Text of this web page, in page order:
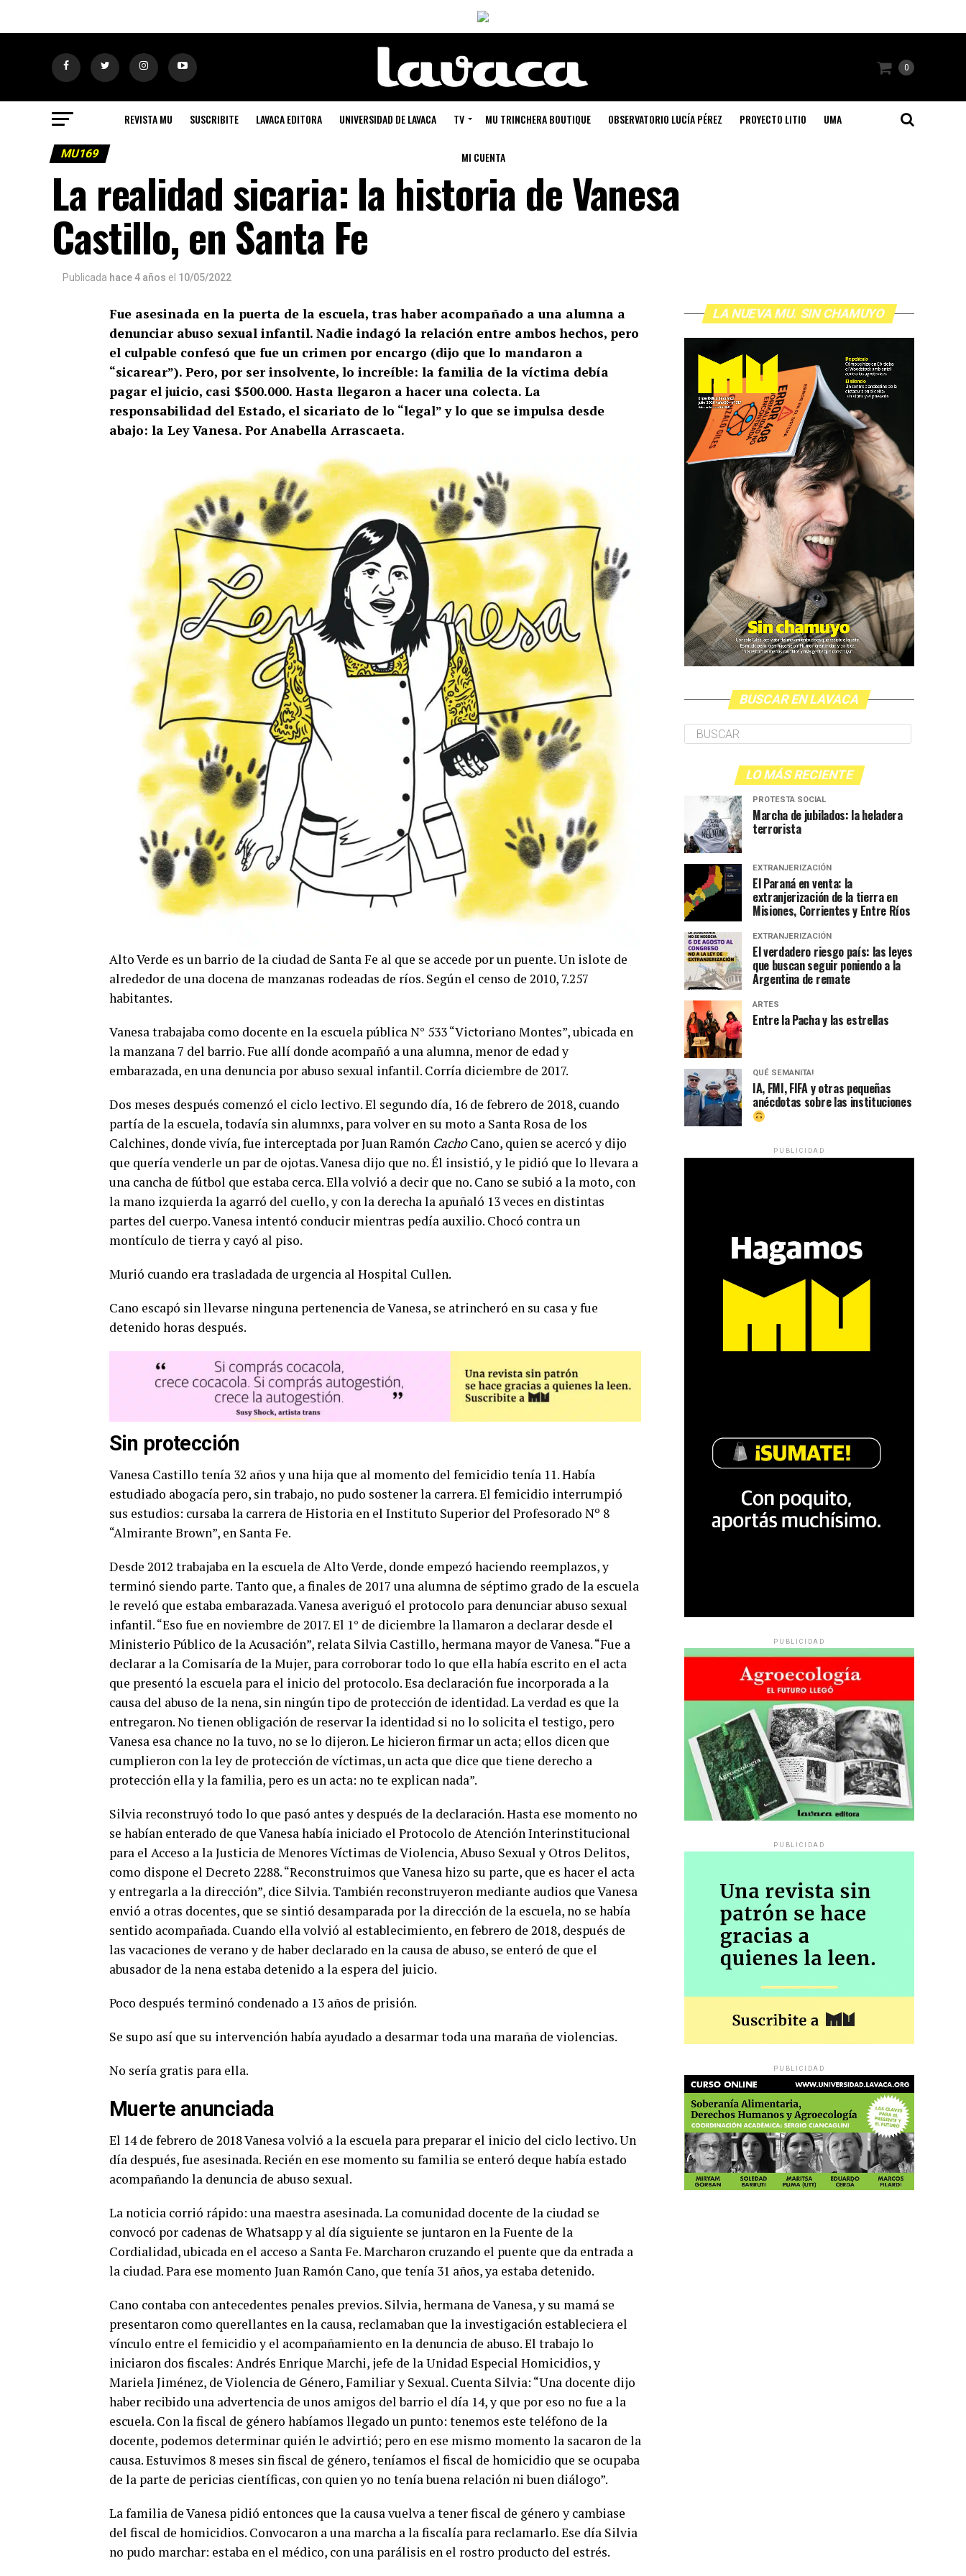
0
REVISTA MU SUSCRIBITE LAVACA EDITORA UNIVERSIDAD DE LAVACA TV MU TRINCHERA BOUTIQUE OBSERVATORIO LUCÍA PÉREZ PROYECTO LITIO UMA
MI CUENTA
MU169
La realidad sicaria: la historia de Vanesa
Castillo, en Santa Fe
Publicada hace 4 años el 10/05/2022
Fue asesinada en la puerta de la escuela, tras haber acompañado a una alumna a
denunciar abuso sexual infantil. Nadie indagó la relación entre ambos hechos, pero
el culpable confesó que fue un crimen por encargo (dijo que lo mandaron a
“sicarear”). Pero, por ser insolvente, lo increíble: la familia de la víctima debía
pagar el juicio, casi $500.000. Hasta llegaron a hacer una colecta. La
responsabilidad del Estado, el sicariato de lo “legal” y lo que se impulsa desde
abajo: la Ley Vanesa. Por Anabella Arrascaeta.
Alto Verde es un barrio de la ciudad de Santa Fe al que se accede por un puente. Un islote de
alrededor de una docena de manzanas rodeadas de ríos. Según el censo de 2010, 7.257
habitantes.
Vanesa trabajaba como docente en la escuela pública N° 533 “Victoriano Montes”, ubicada en
la manzana 7 del barrio. Fue allí donde acompañó a una alumna, menor de edad y
embarazada, en una denuncia por abuso sexual infantil. Corría diciembre de 2017.
Dos meses después comenzó el ciclo lectivo. El segundo día, 16 de febrero de 2018, cuando
partía de la escuela, todavía sin alumnxs, para volver en su moto a Santa Rosa de los
Calchines, donde vivía, fue interceptada por Juan Ramón CachoCano, quien se acercó y dijo
que quería venderle un par de ojotas. Vanesa dijo que no. Él insistió, y le pidió que lo llevara a
una cancha de fútbol que estaba cerca. Ella volvió a decir que no. Cano se subió a la moto, con
la mano izquierda la agarró del cuello, y con la derecha la apuñaló 13 veces en distintas
partes del cuerpo. Vanesa intentó conducir mientras pedía auxilio. Chocó contra un
montículo de tierra y cayó al piso.
Murió cuando era trasladada de urgencia al Hospital Cullen.
Cano escapó sin llevarse ninguna pertenencia de Vanesa, se atrincheró en su casa y fue
detenido horas después.
Sin protección
Vanesa Castillo tenía 32 años y una hija que al momento del femicidio tenía 11. Había
estudiado abogacía pero, sin trabajo, no pudo sostener la carrera. El femicidio interrumpió
sus estudios: cursaba la carrera de Historia en el Instituto Superior del Profesorado Nº 8
“Almirante Brown”, en Santa Fe.
Desde 2012 trabajaba en la escuela de Alto Verde, donde empezó haciendo reemplazos, y
terminó siendo parte. Tanto que, a finales de 2017 una alumna de séptimo grado de la escuela
le reveló que estaba embarazada. Vanesa averiguó el protocolo para denunciar abuso sexual
infantil. “Eso fue en noviembre de 2017. El 1° de diciembre la llamaron a declarar desde el
Ministerio Público de la Acusación”, relata Silvia Castillo, hermana mayor de Vanesa. “Fue a
declarar a la Comisaría de la Mujer, para corroborar todo lo que ella había escrito en el acta
que presentó la escuela para el inicio del protocolo. Esa declaración fue incorporada a la
causa del abuso de la nena, sin ningún tipo de protección de identidad. La verdad es que la
entregaron. No tienen obligación de reservar la identidad si no lo solicita el testigo, pero
Vanesa esa chance no la tuvo, no se lo dijeron. Le hicieron firmar un acta; ellos dicen que
cumplieron con la ley de protección de víctimas, un acta que dice que tiene derecho a
protección ella y la familia, pero es un acta: no te explican nada”.
Silvia reconstruyó todo lo que pasó antes y después de la declaración. Hasta ese momento no
se habían enterado de que Vanesa había iniciado el Protocolo de Atención Interinstitucional
para el Acceso a la Justicia de Menores Víctimas de Violencia, Abuso Sexual y Otros Delitos,
como dispone el Decreto 2288. “Reconstruimos que Vanesa hizo su parte, que es hacer el acta
y entregarla a la dirección”, dice Silvia. También reconstruyeron mediante audios que Vanesa
envió a otras docentes, que se sintió desamparada por la dirección de la escuela, no se había
sentido acompañada. Cuando ella volvió al establecimiento, en febrero de 2018, después de
las vacaciones de verano y de haber declarado en la causa de abuso, se enteró de que el
abusador de la nena estaba detenido a la espera del juicio.
Poco después terminó condenado a 13 años de prisión.
Se supo así que su intervención había ayudado a desarmar toda una maraña de violencias.
No sería gratis para ella.
Muerte anunciada
El 14 de febrero de 2018 Vanesa volvió a la escuela para preparar el inicio del ciclo lectivo. Un
día después, fue asesinada. Recién en ese momento su familia se enteró deque había estado
acompañando la denuncia de abuso sexual.
La noticia corrió rápido: una maestra asesinada. La comunidad docente de la ciudad se
convocó por cadenas de Whatsapp y al día siguiente se juntaron en la Fuente de la
Cordialidad, ubicada en el acceso a Santa Fe. Marcharon cruzando el puente que da entrada a
la ciudad. Para ese momento Juan Ramón Cano, que tenía 31 años, ya estaba detenido.
Cano contaba con antecedentes penales previos. Silvia, hermana de Vanesa, y su mamá se
presentaron como querellantes en la causa, reclamaban que la investigación estableciera el
vínculo entre el femicidio y el acompañamiento en la denuncia de abuso. El trabajo lo
iniciaron dos fiscales: Andrés Enrique Marchi, jefe de la Unidad Especial Homicidios, y
Mariela Jiménez, de Violencia de Género, Familiar y Sexual. Cuenta Silvia: “Una docente dijo
haber recibido una advertencia de unos amigos del barrio el día 14, y que por eso no fue a la
escuela. Con la fiscal de género habíamos llegado un punto: tenemos este teléfono de la
docente, podemos determinar quién le advirtió; pero en ese mismo momento la sacaron de la
causa. Estuvimos 8 meses sin fiscal de género, teníamos el fiscal de homicidio que se ocupaba
de la parte de pericias científicas, con quien yo no tenía buena relación ni buen diálogo”.
La familia de Vanesa pidió entonces que la causa vuelva a tener fiscal de género y cambiase
del fiscal de homicidios. Convocaron a una marcha a la fiscalía para reclamarlo. Ese día Silvia
no pudo marchar: estaba en el médico, con una parálisis en el rostro producto del estrés.
LA NUEVA MU. SIN CHAMUYO
BUSCAR EN LAVACA
LO MÁS RECIENTE
PROTESTA SOCIAL
Marcha de jubilados: la heladera
terrorista
EXTRANJERIZACIÓN
El Paraná en venta: la
extranjerización de la tierra en
Misiones, Corrientes y Entre Ríos
EXTRANJERIZACIÓN
El verdadero riesgo país: las leyes
que buscan seguir poniendo a la
Argentina de remate
ARTES
Entre la Pacha y las estrellas
QUÉ SEMANITA!
IA, FMI, FIFA y otras pequeñas
anécdotas sobre las instituciones
PUBLICIDAD
PUBLICIDAD
PUBLICIDAD
PUBLICIDAD